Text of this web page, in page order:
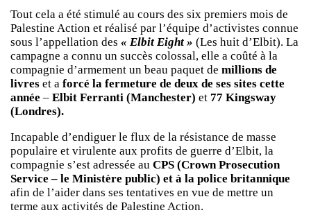
Tout cela a été stimulé au cours des six premiers mois de
Palestine Action et réalisé par l’équipe d’activistes connue
sous l’appellation des « Elbit Eight » (Les huit d’Elbit). La
campagne a connu un succès colossal, elle a coûté à la
compagnie d’armement un beau paquet de millions de
livres et a forcé la fermeture de deux de ses sites cette
année – Elbit Ferranti (Manchester) et 77 Kingsway
(Londres).
Incapable d’endiguer le flux de la résistance de masse
populaire et virulente aux profits de guerre d’Elbit, la
compagnie s’est adressée au CPS (Crown Prosecution
Service – le Ministère public) et à la police britannique
afin de l’aider dans ses tentatives en vue de mettre un
terme aux activités de Palestine Action.